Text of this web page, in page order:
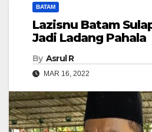
BATAM
Lazisnu Batam
Jadi Ladang Pahala
By Asrul R
MAR 16, 2022